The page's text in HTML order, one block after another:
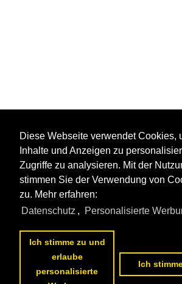
Diese Webseite verwendet Cookies,
Inhalte und Anzeigen zu
Zugriffe zu analysieren. Mit der
stimmen Sie der Verwendung von
zu. Mehr erfahren:
Datenschutz , Personalisierte
Ich stimme zu und
erlaube
personalisierte
Ich